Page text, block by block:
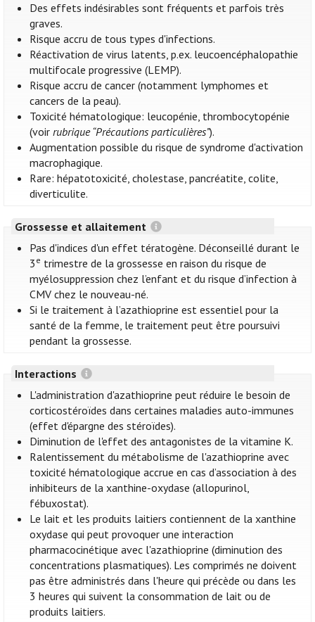
Des effets indésirables sont fréquents et parfois très
graves.
Risque accru de tous types d'infections.
Réactivation de virus latents, p.ex. leucoencéphalopathie
multifocale progressive (LEMP).
Risque accru de cancer (notamment lymphomes et
cancers de la peau).
Toxicité hématologique: leucopénie, thrombocytopénie
(voirrubrique “Précautions particulières”).
Augmentation possible du risque de syndrome d'activation
macrophagique.
Rare: hépatotoxicité, cholestase, pancréatite, colite,
diverticulite.
Grossesse et allaitement
Pas d'indices d'un effet tératogène. Déconseillé durant le
3 e trimestre de la grossesse en raison du risque de
myélosuppression chez l’enfant et du risque d’infection à
CMV chez le nouveau-né.
Si le traitement à l’azathioprine est essentiel pour la
santé de la femme, le traitement peut être poursuivi
pendant la grossesse.
Interactions
L'administration d'azathioprine peut réduire le besoin de
corticostéroïdes dans certaines maladies auto-immunes
(effet d'épargne des stéroïdes).
Diminution de l'effet des antagonistes de la vitamine K.
Ralentissement du métabolisme de l'azathioprine avec
toxicité hématologique accrue en cas d’association à des
inhibiteurs de la xanthine-oxydase (allopurinol,
fébuxostat).
Le lait et les produits laitiers contiennent de la xanthine
oxydase qui peut provoquer une interaction
pharmacocinétique avec l'azathioprine (diminution des
concentrations plasmatiques). Les comprimés ne doivent
pas être administrés dans l'heure qui précède ou dans les
3 heures qui suivent la consommation de lait ou de
produits laitiers.